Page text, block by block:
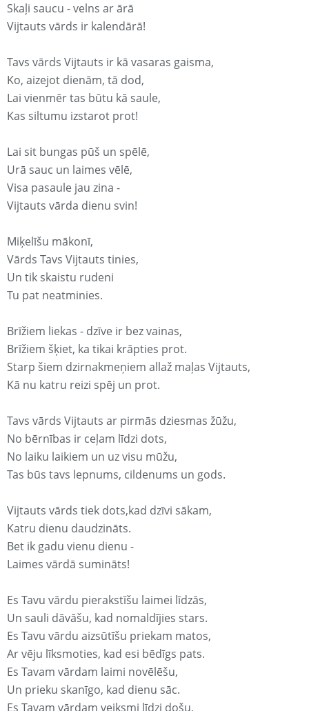
Skaļi saucu - velns ar ārā
Vijtauts vārds ir kalendārā!
Tavs vārds Vijtauts ir kā vasaras gaisma,
Ko, aizejot dienām, tā dod,
Lai vienmēr tas būtu kā saule,
Kas siltumu izstarot prot!
Lai sit bungas pūš un spēlē,
Urā sauc un laimes vēlē,
Visa pasaule jau zina -
Vijtauts vārda dienu svin!
Miķelīšu mākonī,
Vārds Tavs Vijtauts tinies,
Un tik skaistu rudeni
Tu pat neatminies.
Brīžiem liekas - dzīve ir bez vainas,
Brīžiem šķiet, ka tikai krāpties prot.
Starp šiem dzirnakmeņiem allaž maļas Vijtauts,
Kā nu katru reizi spēj un prot.
Tavs vārds Vijtauts ar pirmās dziesmas žūžu,
No bērnības ir ceļam līdzi dots,
No laiku laikiem un uz visu mūžu,
Tas būs tavs lepnums, cildenums un gods.
Vijtauts vārds tiek dots,kad dzīvi sākam,
Katru dienu daudzināts.
Bet ik gadu vienu dienu -
Laimes vārdā sumināts!
Es Tavu vārdu pierakstīšu laimei līdzās,
Un sauli dāvāšu, kad nomaldījies stars.
Es Tavu vārdu aizsūtīšu priekam matos,
Ar vēju līksmoties, kad esi bēdīgs pats.
Es Tavam vārdam laimi novēlēšu,
Un prieku skanīgo, kad dienu sāc.
Es Tavam vārdam veiksmi līdzi došu,